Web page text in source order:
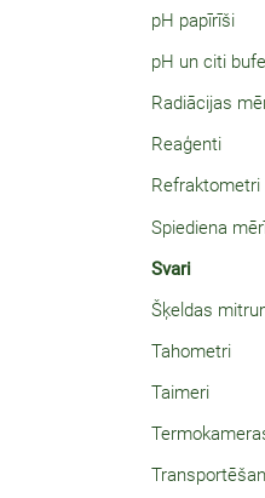
pH papīrīši
pH un citi
Radiācijas
Reaģenti
Refraktometri
Spiediena
Svari
Šķeldas
Tahometri
Taimeri